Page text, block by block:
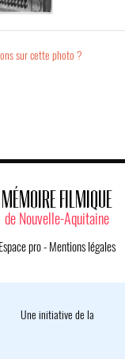
sur cette photo ?
MÉMOIRE FILMIQUE
de Nouvelle-Aquitaine
Espace pro- Mentions légales
Une initiative de la